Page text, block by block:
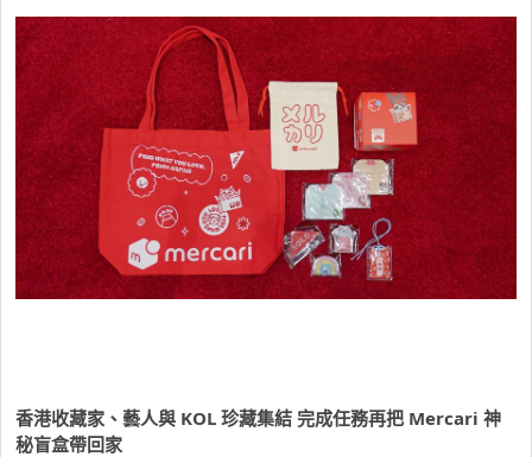
香港收藏家、藝人與 KOL 珍藏集結 完成任務再把 Mercari 神
秘盲盒帶回家